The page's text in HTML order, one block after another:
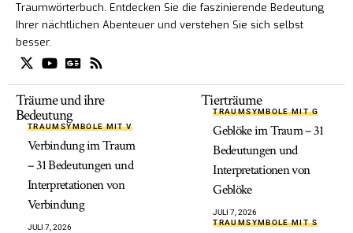
Traumwörterbuch. Entdecken Sie die faszinierende Bedeutung
Ihrer nächtlichen Abenteuer und verstehen Sie sich selbst
besser.
Träume und ihre
Bedeutung
TRAUMSYMBOLE MIT V
Verbindung im Traum
– 31 Bedeutungen und
Interpretationen von
Verbindung
JULI 7, 2026
Tierträume
TRAUMSYMBOLE MIT G
Geblöke im Traum – 31
Bedeutungen und
Interpretationen von
Geblöke
JULI 7, 2026
TRAUMSYMBOLE MIT S